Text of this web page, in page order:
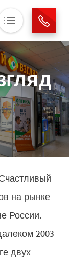
Магазины
Аренда
Новости
Контакты
на рынке
России.
2003
двух